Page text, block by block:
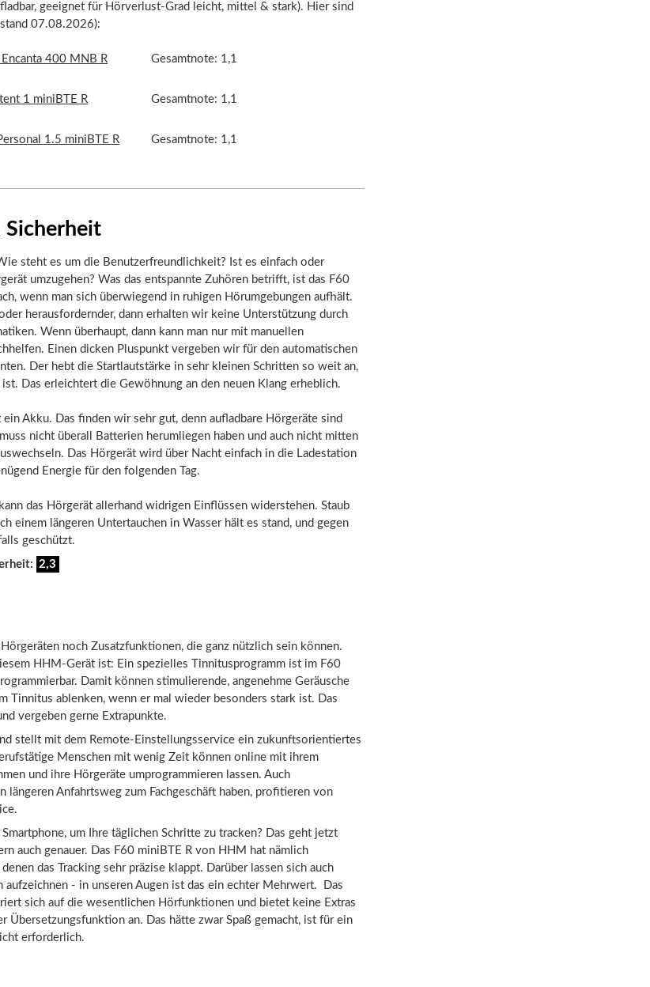
geeignet für Hörverlust-Grad leicht, mittel & stark). Hier sind
07.08.2026):
400 MNB R Gesamtnote: 1,1
1 miniBTE R Gesamtnote: 1,1
1.5 miniBTE R Gesamtnote: 1,1
Sicherheit
steht es um die Benutzerfreundlichkeit? Ist es einfach oder
umzugehen? Was das entspannte Zuhören betrifft, ist das F60
wenn man sich überwiegend in ruhigen Hörumgebungen aufhält.
herausfordernder, dann erhalten wir keine Unterstützung durch
Wenn überhaupt, dann kann man nur mit manuellen
Einen dicken Pluspunkt vergeben wir für den automatischen
Der hebt die Startlautstärke in sehr kleinen Schritten so weit an,
Das erleichtert die Gewöhnung an den neuen Klang erheblich.
ein Akku. Das finden wir sehr gut, denn aufladbare Hörgeräte sind
nicht überall Batterien herumliegen haben und auch nicht mitten
Das Hörgerät wird über Nacht einfach in die Ladestation
Energie für den folgenden Tag.
das Hörgerät allerhand widrigen Einflüssen widerstehen. Staub
einem längeren Untertauchen in Wasser hält es stand, und gegen
geschützt.
2,3
noch Zusatzfunktionen, die ganz nützlich sein können.
HHM-Gerät ist: Ein spezielles Tinnitusprogramm ist im F60
Damit können stimulierende, angenehme Geräusche
Tinnitus ablenken, wenn er mal wieder besonders stark ist. Das
vergeben gerne Extrapunkte.
stellt mit dem Remote-Einstellungsservice ein zukunftsorientiertes
Menschen mit wenig Zeit können online mit ihrem
und ihre Hörgeräte umprogrammieren lassen. Auch
längeren Anfahrtsweg zum Fachgeschäft haben, profitieren von
um Ihre täglichen Schritte zu tracken? Das geht jetzt
auch genauer. Das F60 miniBTE R von HHM hat nämlich
das Tracking sehr präzise klappt. Darüber lassen sich auch
aufzeichnen - in unseren Augen ist das ein echter Mehrwert. Das
sich auf die wesentlichen Hörfunktionen und bietet keine Extras
Übersetzungsfunktion an. Das hätte zwar Spaß gemacht, ist für ein
erforderlich.